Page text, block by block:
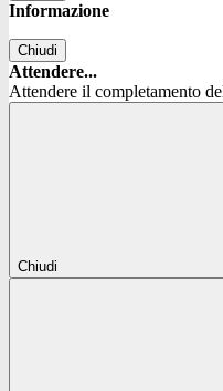
Informazione
Chiudi
Attendere...
Attendere il completamento
Chiudi